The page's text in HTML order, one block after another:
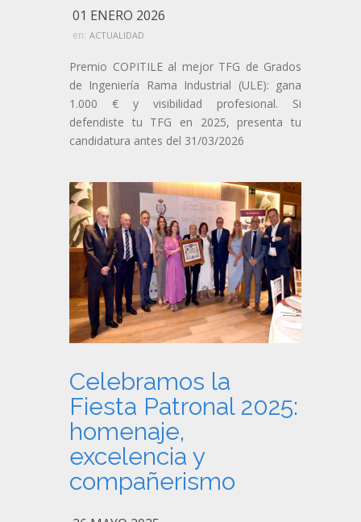
01 ENERO 2026
en: ACTUALIDAD
Premio COPITILE al mejor TFG de Grados
de Ingeniería Rama Industrial (ULE): gana
1.000 € y visibilidad profesional. Si
defendiste tu TFG en 2025, presenta tu
candidatura antes del 31/03/2026
Celebramos la
Fiesta Patronal 2025:
homenaje,
excelencia y
compañerismo